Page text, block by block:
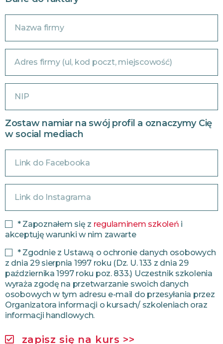
Zostaw namiar na swój profil a oznaczymy Cię
w social mediach
* Zapoznałem się z regulaminem szkoleń i
akceptuję warunki w nim zawarte
* Zgodnie z Ustawą o ochronie danych osobowych
z dnia 29 sierpnia 1997 roku (Dz. U. 133 z dnia 29
października 1997 roku poz. 833.) Uczestnik szkolenia
wyraża zgodę na przetwarzanie swoich danych
osobowych w tym adresu e-mail do przesyłania przez
Organizatora informacji o kursach/ szkoleniach oraz
informacji handlowych.
zapisz się na kurs >>